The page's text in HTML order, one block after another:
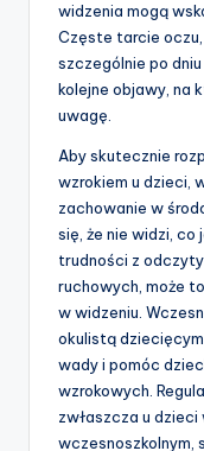
widzenia mogą
Częste tarcie oczu,
szczególnie po
kolejne objawy, na
uwagę.
Aby skutecznie
wzrokiem u dzieci,
zachowanie w
się, że nie widzi, co
trudności z
ruchowych, może
w widzeniu.
okulistą
wady i pomóc
wzrokowych.
zwłaszcza u dzieci
wczesnoszkolnym,